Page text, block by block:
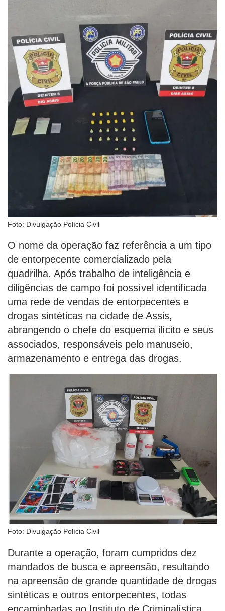
Foto: Divulgação Polícia Civil
O nome da operação faz referência a um tipo
de entorpecente comercializado pela
quadrilha. Após trabalho de inteligência e
diligências de campo foi possível identificada
uma rede de vendas de entorpecentes e
drogas sintéticas na cidade de Assis,
abrangendo o chefe do esquema ilícito e seus
associados, responsáveis pelo manuseio,
armazenamento e entrega das drogas.
Foto: Divulgação Polícia Civil
Durante a operação, foram cumpridos dez
mandados de busca e apreensão, resultando
na apreensão de grande quantidade de drogas
sintéticas e outros entorpecentes, todas